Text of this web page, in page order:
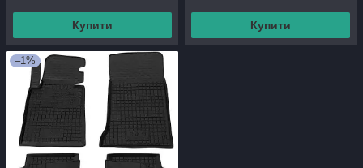
Купити Купити
–1%